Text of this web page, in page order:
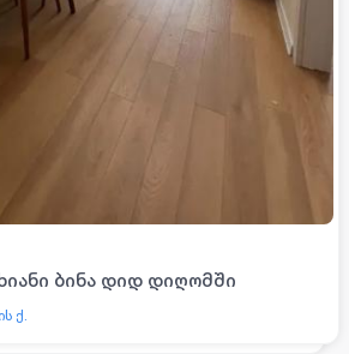
ბინა დიდ დიღომში
ქ.